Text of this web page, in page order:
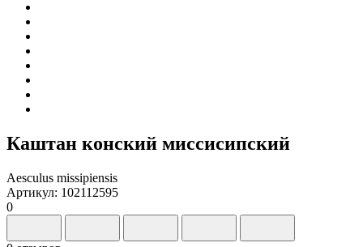
Каштан конский миссисипский
Aesculus missipiensis
Артикул: 102112595
0